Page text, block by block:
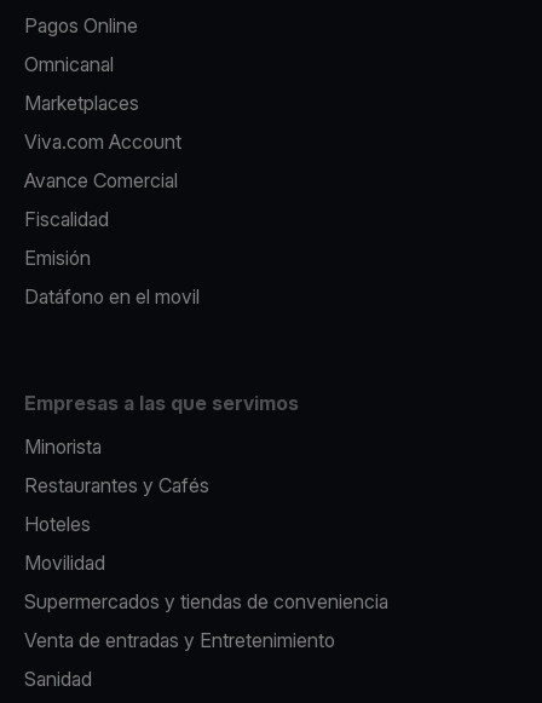
Pagos Online
Omnicanal
Marketplaces
Viva.com Account
Avance Comercial
Fiscalidad
Emisión
Datáfono en el movil
Empresas a las que servimos
Minorista
Restaurantes y Cafés
Hoteles
Movilidad
Supermercados y tiendas de conveniencia
Venta de entradas y Entretenimiento
Sanidad